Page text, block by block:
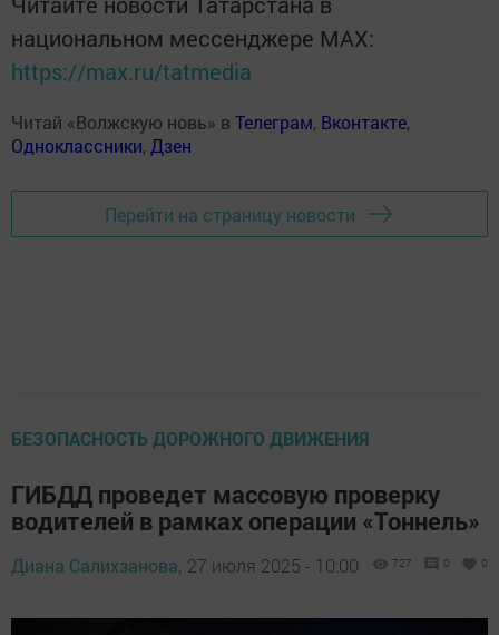
национальном мессенджере MАХ:
https://max.ru/tatmedia
Читай «Волжскую новь» в Телеграм, Вконтакте,
Одноклассники,Дзен
Перейти на страницу новости
БЕЗОПАСНОСТЬ ДОРОЖНОГО ДВИЖЕНИЯ
ГИБДД проведет массовую проверку
водителей в рамках операции «Тоннель»
Диана Салихзанова, 27 июля 2025 - 10:00 727 0 0